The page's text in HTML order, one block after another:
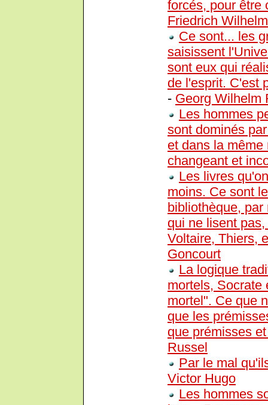
forcés, pour être
Friedrich
Ce sont... les
saisissent
sont eux qui
de l'esprit. C'est
- Georg Wilhelm
Les hommes
sont dominés
et dans la
changeant et
Les livres
moins. Ce sont
bibliothèque,
qui ne lisent
Voltaire, Thiers,
Goncourt
La logique
mortels, Socrate
mortel". Ce que
que les
que prémisses
Russel
Par le mal
Victor Hugo
Les hommes